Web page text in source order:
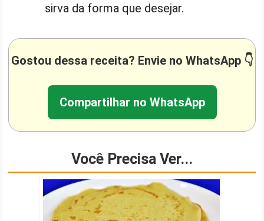
sirva da forma que desejar.
Gostou dessa receita? Envie no WhatsApp 👇
Compartilhar no WhatsApp
Você Precisa Ver...